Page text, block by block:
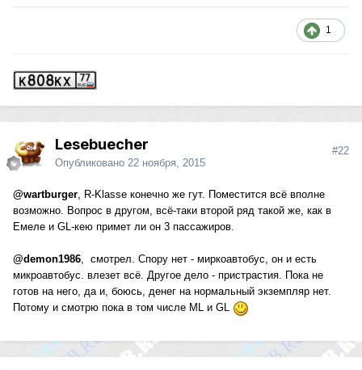
1
Lesebuecher
Опубликовано 22 ноября, 2015
#22
@wartburger, R-Klasse конечно же гут. Поместится всё вполне
возможно. Вопрос в другом, всё-таки второй ряд такой же, как в
Емеле и GL-кею примет ли он 3 пассажиров.
@demon1986, смотрел. Спору нет - миркоавтобус, он и есть
микроавтобус. влезет всё. Другое дело - пристрастия. Пока не
готов на него, да и, боюсь, денег на нормальный экземпляр нет.
Потому и смотрю пока в том числе ML и GL